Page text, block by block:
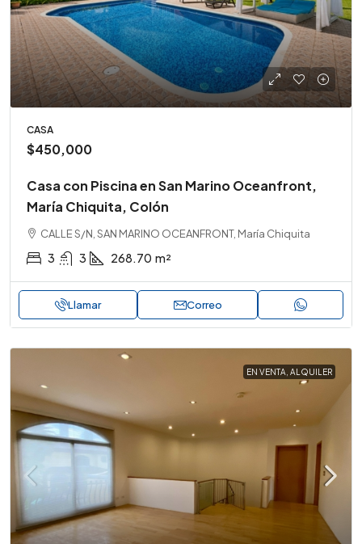
CASA
$450,000
Casa con Piscina en San Marino Oceanfront,
María Chiquita, Colón
CALLE S/N, SAN MARINO OCEANFRONT, María Chiquita
3 3 268.70 m²
Llamar Correo
EN VENTA, ALQUILER